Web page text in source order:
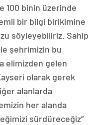
100 binin üzerinde
bir bilgi birikimine
söyleyebiliriz. Sahip
şehrimizin bu
elimizden gelen
olarak gerek
alanlarda
her alanda
sürdüreceğiz”